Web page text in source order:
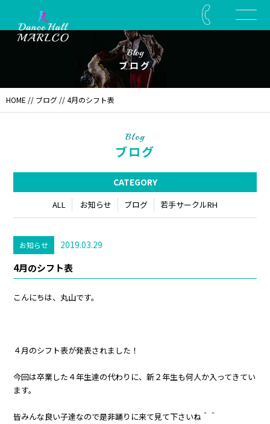
Blog
ブログ
HOME // ブログ // 4月のシフト表
Blog
ブログ
CATEGORY
ALL お知らせ ブログ 若手サークルRH
お知らせ 2019.03.29
4月のシフト表
こんにちは、丸山です。
４月のシフト表が発表されました！
今回は卒業した４年生達の代わりに、新２年生も何人か入ってきてい
ます。
皆みんな良い子達なので是非踊りに来て見て下さいね＾＾